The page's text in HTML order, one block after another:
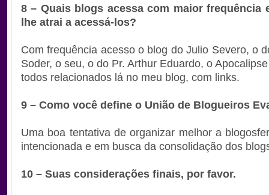
8 – Quais blogs acessa com maior frequência
lhe atrai a acessá-los?
Com frequência acesso o blog do Julio Severo, o
Soder, o seu, o do Pr. Arthur Eduardo, o
todos relacionados lá no meu blog, com links.
9 – Como você define o União de Blogueiros
Uma boa tentativa de organizar melhor a
intencionada e em busca da consolidação dos
10 – Suas considerações finais, por favor.